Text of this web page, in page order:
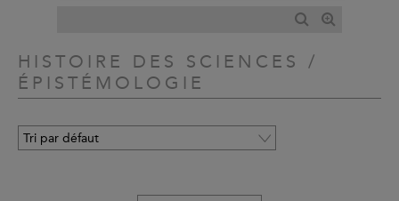
HISTOIRE DES SCIENCES /
ÉPISTÉMOLOGIE